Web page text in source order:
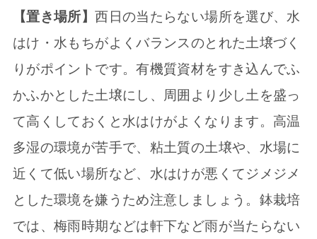
【置き場所】西日の当たらない場所を選び、水
はけ・水もちがよくバランスのとれた土壌づく
りがポイントです。有機質資材をすき込んでふ
かふかとした土壌にし、周囲より少し土を盛っ
て高くしておくと水はけがよくなります。高温
多湿の環境が苦手で、粘土質の土壌や、水場に
近くて低い場所など、水はけが悪くてジメジメ
とした環境を嫌うため注意しましょう。鉢栽培
では、梅雨時期などは軒下など雨が当たらない